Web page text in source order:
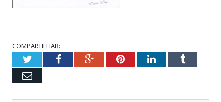
COMPARTILHAR:
TwitterFacebookGoogle+PinterestLinkedInTumblr
Email